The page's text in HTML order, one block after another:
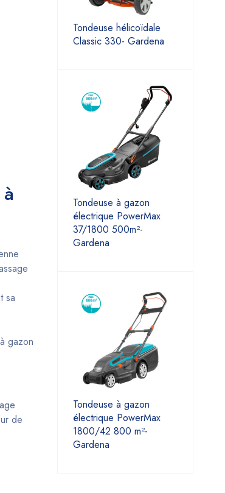
sa
gazon
de
Tondeuse hélicoïdale
Classic 330- Gardena
Tondeuse à gazon
électrique PowerMax
37/1800 500m²-
Gardena
Tondeuse à gazon
électrique PowerMax
1800/42 800 m²-
Gardena